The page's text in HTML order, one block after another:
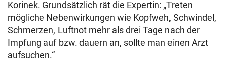
Korinek. Grundsätzlich rät die Expertin: „Treten
mögliche Nebenwirkungen wie Kopfweh, Schwindel,
Schmerzen, Luftnot mehr als drei Tage nach der
Impfung auf bzw. dauern an, sollte man einen Arzt
aufsuchen.“